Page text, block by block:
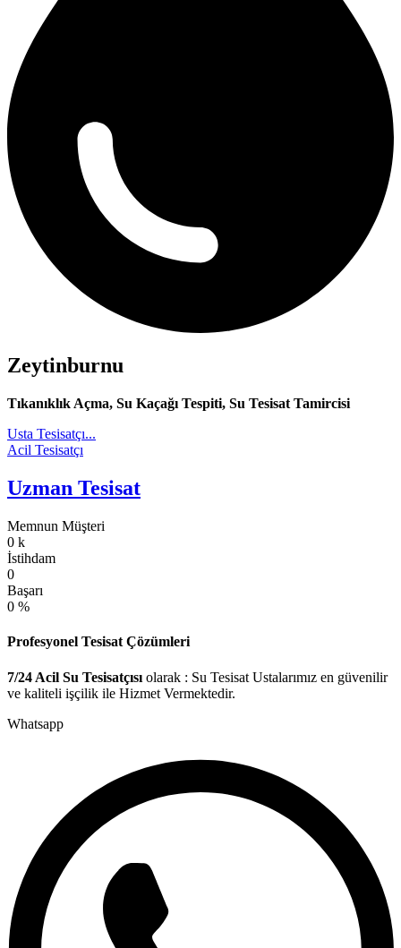
Zeytinburnu
Tıkanıklık Açma, Su Kaçağı Tespiti, Su Tesisat Tamircisi
Usta Tesisatçı...
Acil Tesisatçı
Uzman Tesisat
Memnun Müşteri
0 k
İstihdam
0
Başarı
0 %
Profesyonel Tesisat Çözümleri
7/24 Acil Su Tesisatçısı olarak : Su Tesisat Ustalarımız en güvenilir
ve kaliteli işçilik ile Hizmet Vermektedir.
Whatsapp